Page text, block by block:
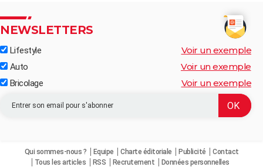
NEWSLETTERS
Lifestyle Voir un exemple
Auto Voir un exemple
Bricolage Voir un exemple
Qui sommes-nous ? Equipe Charte éditoriale Publicité
Contact
Tous les articles
RSS Recrutement
Données personnelles